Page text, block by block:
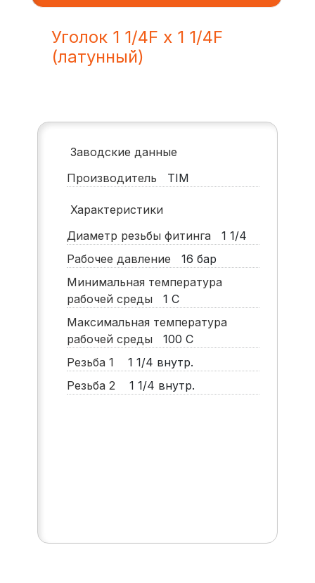
Уголок 1 1/4F х 1 1/4F
(латунный)
Заводские данные
Производитель
TIM
Характеристики
Диаметр резьбы фитинга
1 1/4
Рабочее давление
16 бар
Минимальная температура
рабочей среды
1 С
Максимальная температура
рабочей среды
100 С
Резьба 1
1 1/4 внутр.
Резьба 2
1 1/4 внутр.